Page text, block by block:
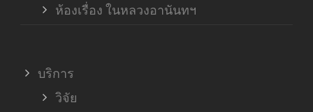
ห้องเรื่อง ในหลวงอานันทฯ
บริการ
วิจัย